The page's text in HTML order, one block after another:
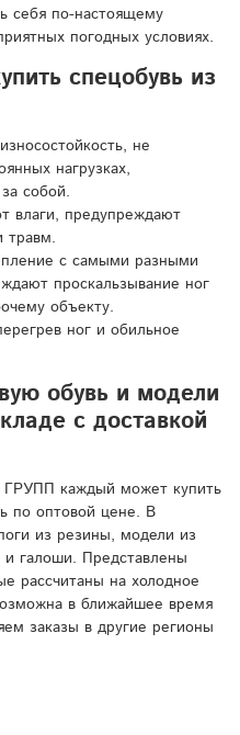
себя по-настоящему
погодных условиях.
спецобувь из
не
нагрузках,
собой.
влаги, предупреждают
травм.
с самыми разными
проскальзывание ног
объекту.
ног и обильное
обувь и модели
с доставкой
каждый может купить
по оптовой цене. В
из резины, модели из
и галоши. Представлены
рассчитаны на холодное
в ближайшее время
заказы в другие регионы